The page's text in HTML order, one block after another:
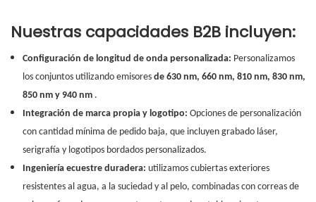
Nuestras capacidades B2B incluyen:
Configuración de longitud de onda personalizada: Personalizamos
los conjuntos utilizando emisores de 630 nm, 660 nm, 810 nm, 830 nm,
850 nm y 940 nm.
Integración de marca propia y logotipo: Opciones de personalización
con cantidad mínima de pedido baja, que incluyen grabado láser,
serigrafía y logotipos bordados personalizados.
Ingeniería ecuestre duradera: utilizamos cubiertas exteriores
resistentes al agua, a la suciedad y al pelo, combinadas con correas de